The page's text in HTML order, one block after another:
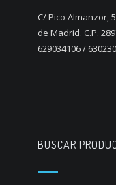
C/ Pico Almanzor,
de Madrid. C.P.
629034106 /
BUSCAR